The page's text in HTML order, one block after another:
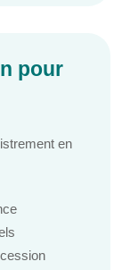
pour
en